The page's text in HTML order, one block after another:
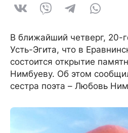
В ближайший четверг, 20-
Усть-Эгита, что в
состоится открытие
Нимбуеву. Об этом
сестра поэта – Любовь